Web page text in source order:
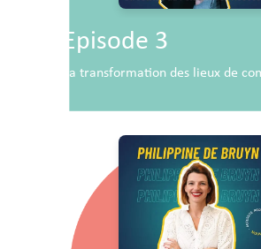
Episode 3
La transformation des lieux de